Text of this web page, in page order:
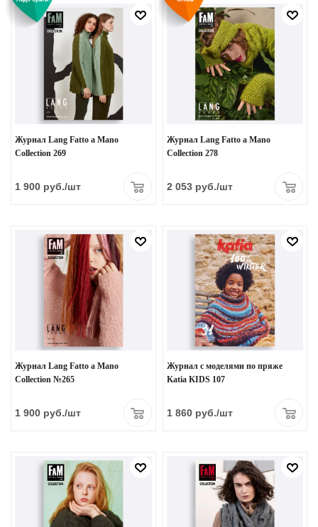
Журнал Lang Fatto a Mano
Collection 269
1 900 руб./шт
Журнал Lang Fatto a Mano
Collection 278
2 053руб./шт
Журнал Lang Fatto a Mano
Collection №265
1 900 руб./шт
Журнал с моделями по пряже
Katia KIDS 107
1 860руб./шт